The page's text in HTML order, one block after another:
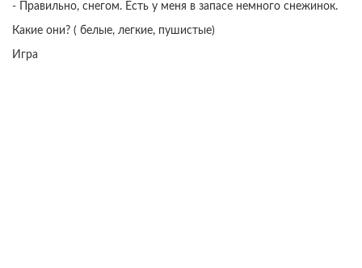
- Правильно, снегом. Есть у меня в запасе немного снежинок.
Какие они? ( белые, легкие, пушистые)
Игра